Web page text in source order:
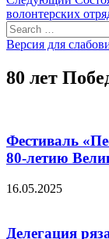
пост:
волонтерских
Search
for:
Версия для
80 лет
Фестиваль
80-летию
16.05.2025
Делегация